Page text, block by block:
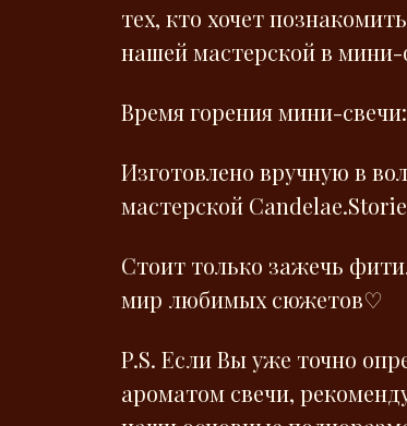
тех, кто хочет
нашей мастерской в
Время горения мини-
Изготовлено вручную в
мастерской
Стоит только зажечь
мир любимых сюжетов♡
P.S. Если Вы уже точно
ароматом свечи,